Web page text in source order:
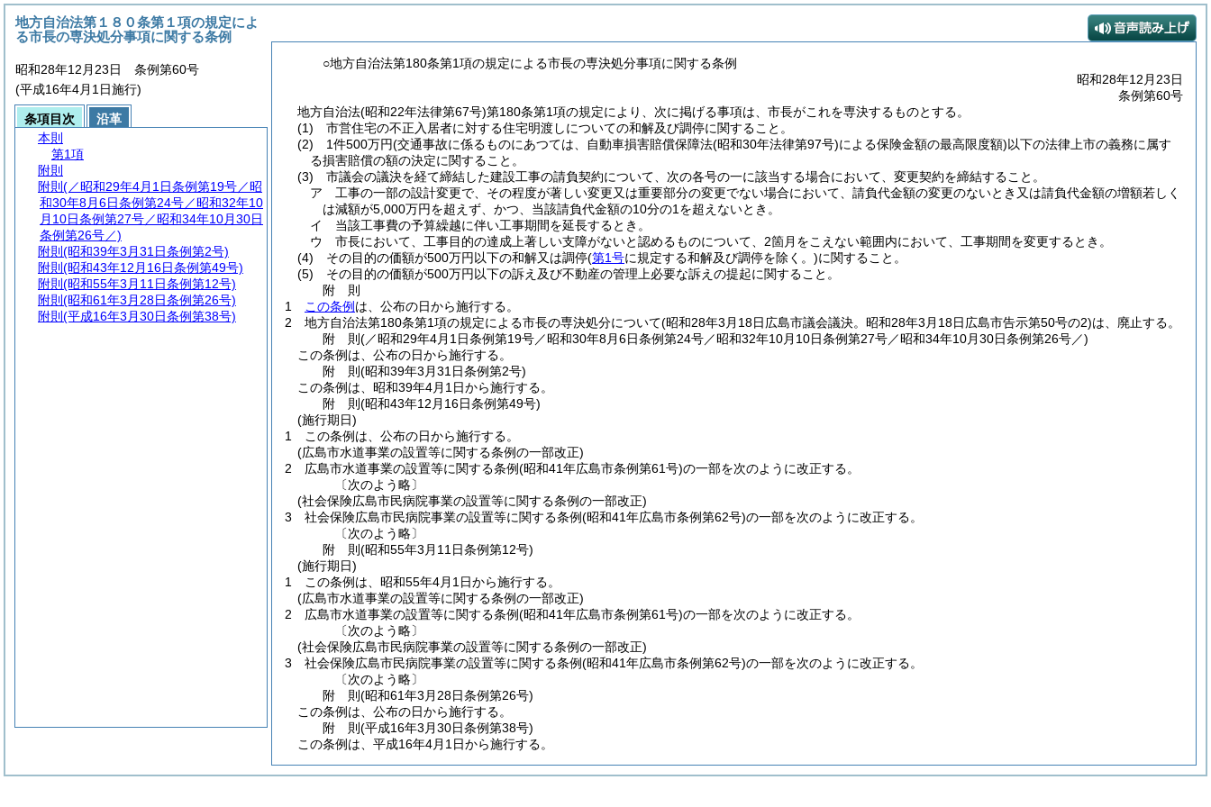
○地方自治法第180条第1項の規定による市長の専決処分事項に関する条例
昭和28年12月23日
条例第60号
地方自治法(昭和22年法律第67号)第180条第1項の規定により、次に掲げる事項は、市長がこれを専決するものとする。
(1)
市営住宅の不正入居者に対する住宅明渡しについての和解及び調停に関すること。
(2)
1件500万円(交通事故に係るものにあつては、自動車損害賠償保障法(昭和30年法律第97号)による保険金額の最高限度額)以下の法律上市の義務に属す
る損害賠償の額の決定に関すること。
(3)
市議会の議決を経て締結した建設工事の請負契約について、次の各号の一に該当する場合において、変更契約を締結すること。
ア
工事の一部の設計変更で、その程度が著しい変更又は重要部分の変更でない場合において、請負代金額の変更のないとき又は請負代金額の増額若しく
は減額が5,000万円を超えず、かつ、当該請負代金額の10分の1を超えないとき。
イ
当該工事費の予算繰越に伴い工事期間を延長するとき。
ウ
市長において、工事目的の達成上著しい支障がないと認めるものについて、2箇月をこえない範囲内において、工事期間を変更するとき。
(4)
その目的の価額が500万円以下の和解又は調停(第1号に規定する和解及び調停を除く。)に関すること。
(5)
その目的の価額が500万円以下の訴え及び不動産の管理上必要な訴えの提起に関すること。
附 則
1
この条例 は、公布の日から施行する。
2
地方自治法第180条第1項の規定による市長の専決処分について(昭和28年3月18日広島市議会議決。昭和28年3月18日広島市告示第50号の2)は、廃止する。
附 則(／昭和29年4月1日条例第19号／昭和30年8月6日条例第24号／昭和32年10月10日条例第27号／昭和34年10月30日条例第26号／)
この条例は、公布の日から施行する。
附 則(昭和39年3月31日条例第2号)
この条例は、昭和39年4月1日から施行する。
附 則(昭和43年12月16日条例第49号)
(施行期日)
1
この条例は、公布の日から施行する。
(広島市水道事業の設置等に関する条例の一部改正)
2
広島市水道事業の設置等に関する条例(昭和41年広島市条例第61号)の一部を次のように改正する。
〔次のよう略〕
(社会保険広島市民病院事業の設置等に関する条例の一部改正)
3
社会保険広島市民病院事業の設置等に関する条例(昭和41年広島市条例第62号)の一部を次のように改正する。
〔次のよう略〕
附 則(昭和55年3月11日条例第12号)
(施行期日)
1
この条例は、昭和55年4月1日から施行する。
(広島市水道事業の設置等に関する条例の一部改正)
2
広島市水道事業の設置等に関する条例(昭和41年広島市条例第61号)の一部を次のように改正する。
〔次のよう略〕
(社会保険広島市民病院事業の設置等に関する条例の一部改正)
3
社会保険広島市民病院事業の設置等に関する条例(昭和41年広島市条例第62号)の一部を次のように改正する。
〔次のよう略〕
附 則(昭和61年3月28日条例第26号)
この条例は、公布の日から施行する。
附 則(平成16年3月30日条例第38号)
この条例は、平成16年4月1日から施行する。
地方自治法第１８０条第１項の規定によ
る市長の専決処分事項に関する条例
昭和28年12月23日 条例第60号
(平成16年4月1日施行)
条項目次
沿革
本則
第1項
附則
附則 (／昭和29年4月1日条例第19号／昭
和30年8月6日条例第24号／昭和32年10
月10日条例第27号／昭和34年10月30日
条例第26号／)
附則 (昭和39年3月31日条例第2号)
附則 (昭和43年12月16日条例第49号)
附則 (昭和55年3月11日条例第12号)
附則 (昭和61年3月28日条例第26号)
附則 (平成16年3月30日条例第38号)